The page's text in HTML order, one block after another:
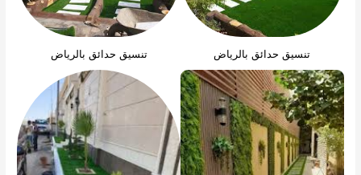
تنسيق حدائق بالرياض تنسيق حدائق بالرياض